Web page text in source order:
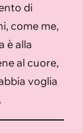
di
come me,
è alla
al cuore,
voglia